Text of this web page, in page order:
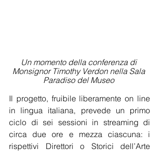
Un momento della conferenza di
Monsignor Timothy Verdon nella Sala
Paradiso del Museo
Il progetto, fruibile liberamente on line
in lingua italiana, prevede un primo
ciclo di sei sessioni in streaming di
circa due ore e mezza ciascuna: i
rispettivi Direttori o Storici dell’Arte